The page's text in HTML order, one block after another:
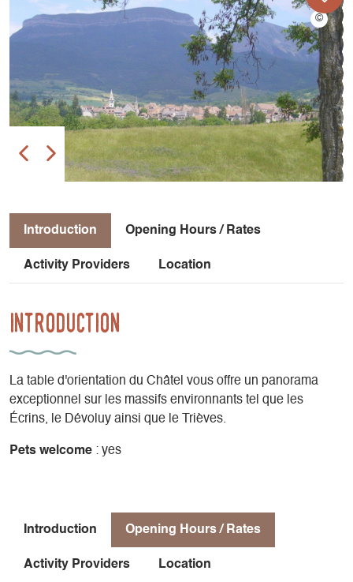
Introduction Opening Hours / Rates
Activity Providers Location
Introduction
La table d'orientation du Châtel vous offre un panorama
exceptionnel sur les massifs environnants tel que les
Écrins, le Dévoluy ainsi que le Trièves.
Pets welcome : yes
Introduction Opening Hours / Rates
Activity Providers Location